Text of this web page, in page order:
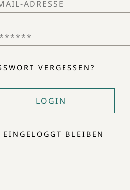
VERGESSEN?
LOGIN
EINGELOGGT BLEIBEN